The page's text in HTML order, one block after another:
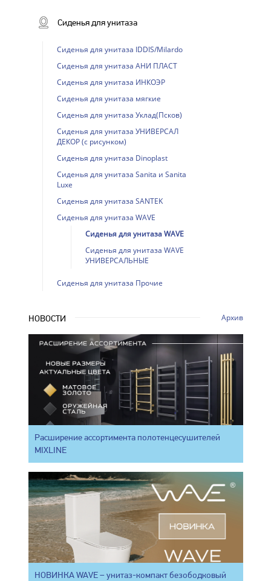
Сиденья для унитаза
Сиденья для унитаза IDDIS/Milardo
Сиденья для унитаза АНИ ПЛАСТ
Сиденья для унитаза ИНКОЭР
Сиденья для унитаза мягкие
Сиденья для унитаза Уклад(Псков)
Сиденья для унитаза УНИВЕРСАЛ
ДЕКОР (с рисунком)
Сиденья для унитаза Dinoplast
Сиденья для унитаза Sanita и Sanita
Luxe
Сиденья для унитаза SANTEK
Сиденья для унитаза WAVE
Сиденья для унитаза WAVE
Сиденья для унитаза WAVE
УНИВЕРСАЛЬНЫЕ
Сиденья для унитаза Прочие
НОВОСТИ Архив
Расширение ассортимента полотенцесушителей
MIXLINE
НОВИНКА WAVE – унитаз-компакт безободковый